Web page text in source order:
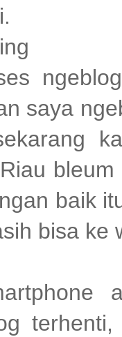
saya
baik
bisa ke